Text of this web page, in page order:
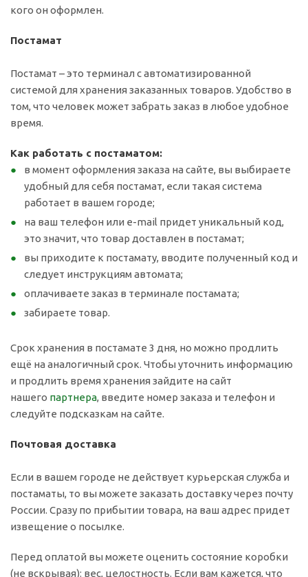
кого он оформлен.
Постамат
Постамат – это терминал с автоматизированной
системой для хранения заказанных товаров. Удобство в
том, что человек может забрать заказ в любое удобное
время.
Как работать с постаматом:
в момент оформления заказа на сайте, вы выбираете
удобный для себя постамат, если такая система
работает в вашем городе;
на ваш телефон или e-mail придет уникальный код,
это значит, что товар доставлен в постамат;
вы приходите к постамату, вводите полученный код и
следует инструкциям автомата;
оплачиваете заказ в терминале постамата;
забираете товар.
Срок хранения в постамате 3 дня, но можно продлить
ещё на аналогичный срок. Чтобы уточнить информацию
и продлить время хранения зайдите на сайт
нашего партнера, введите номер заказа и телефон и
следуйте подсказкам на сайте.
Почтовая доставка
Если в вашем городе не действует курьерская служба и
постаматы, то вы можете заказать доставку через почту
России. Сразу по прибытии товара, на ваш адрес придет
извещение о посылке.
Перед оплатой вы можете оценить состояние коробки
(не вскрывая): вес, целостность. Если вам кажется, что